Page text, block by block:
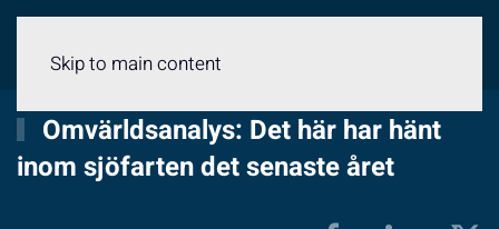
Skip to main content
Omvärldsanalys: Det här har hänt
inom sjöfarten det senaste året